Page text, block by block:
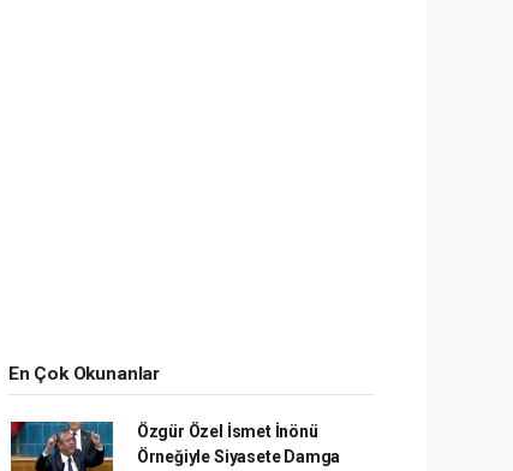
En Çok Okunanlar
Özgür Özel İsmet İnönü
Örneğiyle Siyasete Damga